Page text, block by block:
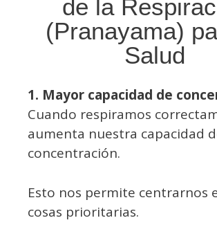
de la
(Pranayama)
Salud
1. Mayor capacidad de
Cuando respiramos
aumenta nuestra capacidad
concentración.
Esto nos permite centrarnos
cosas prioritarias.